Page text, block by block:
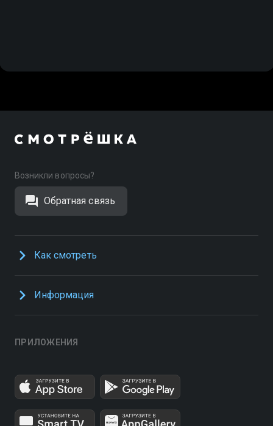
Возникли вопросы?
Обратная связь
Как смотреть
Информация
ПРИЛОЖЕНИЯ